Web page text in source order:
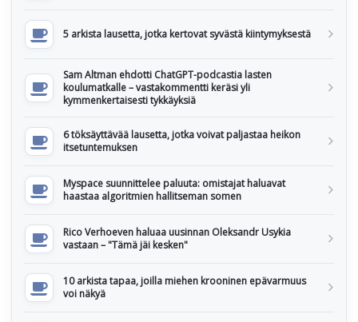
5 arkista lausetta, jotka kertovat syvästä kiintymyksestä
Sam Altman ehdotti ChatGPT-podcastia lasten
koulumatkalle – vastakommentti keräsi yli
kymmenkertaisesti tykkäyksiä
6 töksäyttävää lausetta, jotka voivat paljastaa heikon
itsetuntemuksen
Myspace suunnittelee paluuta: omistajat haluavat
haastaa algoritmien hallitseman somen
Rico Verhoeven haluaa uusinnan Oleksandr Usykia
vastaan – "Tämä jäi kesken"
10 arkista tapaa, joilla miehen krooninen epävarmuus
voi näkyä